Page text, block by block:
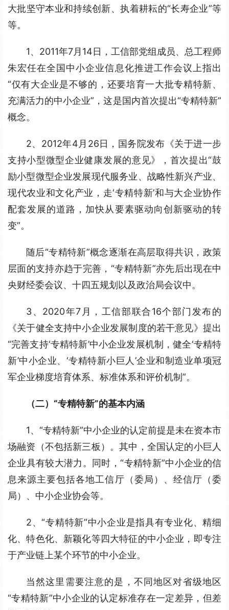
大批坚守本业和持续创新、执着耕耘的“长寿企业”等
等。
1、2011年7月14日，工信部党组成员、总工程师
朱宏任在全国中小企业信息化推进工作会议上指出
“仅有大企业是不够的，还要培育一大批专精特新、
充满活力的中小企业”，这是国内首次提出“专精特新”
概念。
2、2012年4月26日，国务院发布《关于进一步
支持小型微型企业健康发展的意见》，首次提出“鼓
励小型微型企业发展现代服务业、战略性新兴产业、
现代农业和文化产业，走‘专精特新’和与大企业协作
配套发展的道路，加快从要素驱动向创新驱动的转
变”。
随后“专精特新”概念逐渐在高层取得共识，政策
层面的支持亦趋于完善，“专精特新”亦先后出现在中
央财经委会议、十四五规划以及政治局会议中。
3、2020年7月，工信部联合16个部门发布的
《关于健全支持中小企业发展制度的若干意见》提出
“完善支持‘专精特新’中小企业发展机制，健全‘专精特
新’中小企业、‘专精特新小巨人’企业和制造业单项冠
军企业梯度培育体系、标准体系和评价机制”。
（二）“专精特新”的基本内涵
1、“专精特新”中小企业的认定前提是未在资本市
场融资（不包括新三板）。其中，全国认定的小巨人
企业具有较大潜力。同时，“专精特新”中小企业的信
息来源主要包括各地工信厅（委局）、经信厅（委
局）、中小企业协会等。
2、“专精特新”中小企业是指具有专业化、精细
化、特色化、新颖化等四大特征的中小企业，即专注
于产业链上某个环节的中小企业。
当然这里需要注意的是，不同地区对省级地区
“专精特新”中小企业的认定标准存在一定差异，但差